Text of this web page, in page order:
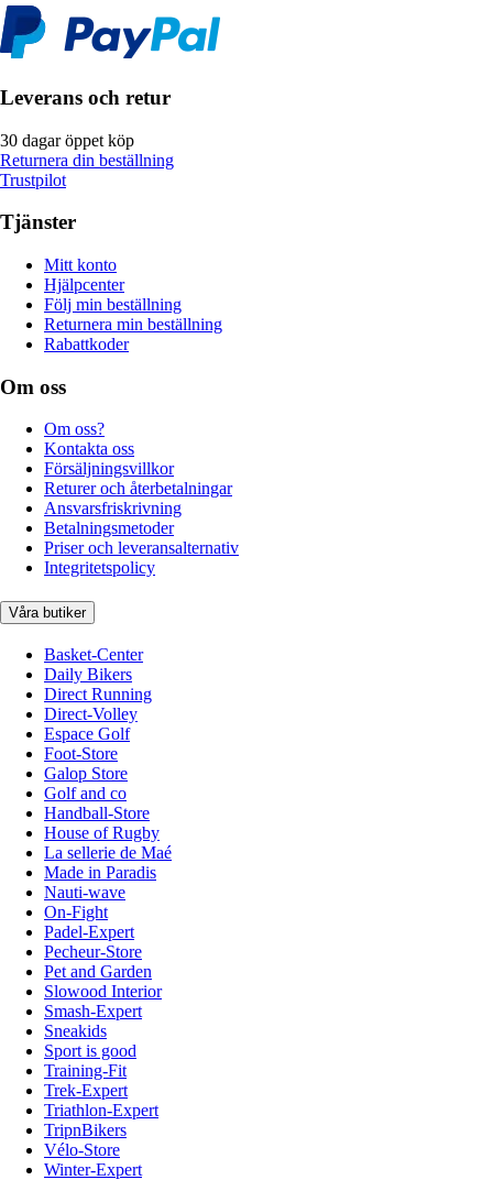
Leverans och retur
30 dagar öppet köp
Returnera din beställning
Trustpilot
Tjänster
Mitt konto
Hjälpcenter
Följ min beställning
Returnera min beställning
Rabattkoder
Om oss
Om oss?
Kontakta oss
Försäljningsvillkor
Returer och återbetalningar
Ansvarsfriskrivning
Betalningsmetoder
Priser och leveransalternativ
Integritetspolicy
Våra butiker
Basket-Center
Daily Bikers
Direct Running
Direct-Volley
Espace Golf
Foot-Store
Galop Store
Golf and co
Handball-Store
House of Rugby
La sellerie de Maé
Made in Paradis
Nauti-wave
On-Fight
Padel-Expert
Pecheur-Store
Pet and Garden
Slowood Interior
Smash-Expert
Sneakids
Sport is good
Training-Fit
Trek-Expert
Triathlon-Expert
TripnBikers
Vélo-Store
Winter-Expert